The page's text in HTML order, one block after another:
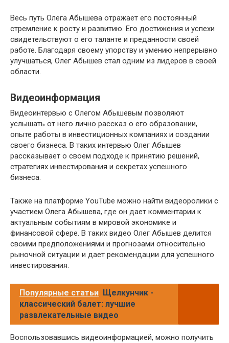
Весь путь Олега Абышева отражает его постоянный
стремление к росту и развитию. Его достижения и успехи
свидетельствуют о его таланте и преданности своей
работе. Благодаря своему упорству и умению непрерывно
улучшаться, Олег Абышев стал одним из лидеров в своей
области.
Видеоинформация
Видеоинтервью с Олегом Абышевым позволяют
услышать от него лично рассказ о его образовании,
опыте работы в инвестиционных компаниях и создании
своего бизнеса. В таких интервью Олег Абышев
рассказывает о своем подходе к принятию решений,
стратегиях инвестирования и секретах успешного
бизнеса.
Также на платформе YouTube можно найти видеоролики с
участием Олега Абышева, где он дает комментарии к
актуальным событиям в мировой экономике и
финансовой сфере. В таких видео Олег Абышев делится
своими предположениями и прогнозами относительно
рыночной ситуации и дает рекомендации для успешного
инвестирования.
Популярные статьи Щелкунчик -
классический балет: лучшие
развлекательные видео
Воспользовавшись видеоинформацией, можно получить